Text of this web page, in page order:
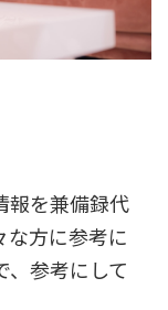
報を兼備録代
な方に参考に
、参考にして